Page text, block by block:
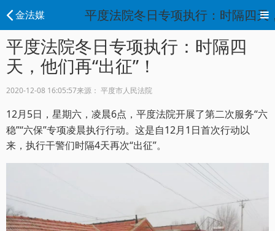
平度法院冬日专项执行：时隔四天
金法媒
平度法院冬日专项执行：时隔四
天，他们再“出征”！
2020-12-08 16:05:57来源： 平度市人民法院
12月5日，星期六，凌晨6点，平度法院开展了第二次服务“六
稳”“六保”专项凌晨执行行动。这是自12月1日首次行动以
来，执行干警们时隔4天再次“出征”。